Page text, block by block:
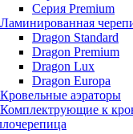
Серия Premium
Ламинированная
Dragon Standard
Dragon Premium
Dragon Lux
Dragon Europa
Кровельные аэраторы
Комплектрующие к